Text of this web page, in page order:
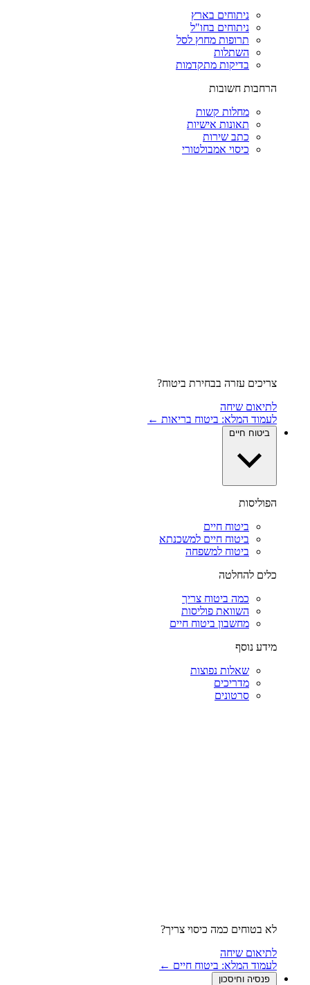
ניתוחים בארץ
ניתוחים בחו"ל
תרופות מחוץ לסל
השתלות
בדיקות מתקדמות
הרחבות חשובות
מחלות קשות
תאונות אישיות
כתב שירות
כיסוי אמבולטורי
צריכים עזרה בבחירת ביטוח?
לתיאום שיחה
לעמוד המלא: ביטוח בריאות ←
ביטוח חיים
הפוליסות
ביטוח חיים
ביטוח חיים למשכנתא
ביטוח למשפחה
כלים להחלטה
כמה ביטוח צריך
השוואת פוליסות
מחשבון ביטוח חיים
מידע נוסף
שאלות נפוצות
מדריכים
סרטונים
לא בטוחים כמה כיסוי צריך?
לתיאום שיחה
לעמוד המלא: ביטוח חיים ←
פנסיה וחיסכון